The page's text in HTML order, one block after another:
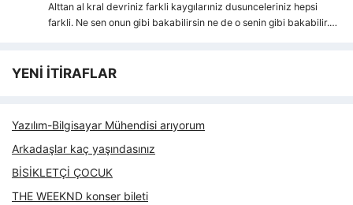
Alttan al kral devriniz farkli kaygılarıniz dusunceleriniz hepsi
farkli. Ne sen onun gibi bakabilirsin ne de o senin gibi bakabilir.…
YENİ İTİRAFLAR
Yazılım-Bilgisayar Mühendisi arıyorum
Arkadaşlar kaç yaşındasınız
BİSİKLETÇİ ÇOCUK
THE WEEKND konser bileti